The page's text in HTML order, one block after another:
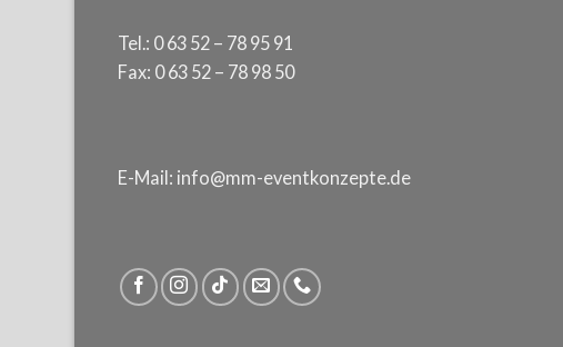
Tel.: 0 63 52 – 78 95 91
Fax: 0 63 52 – 78 98 50
E-Mail: info@mm-eventkonzepte.de